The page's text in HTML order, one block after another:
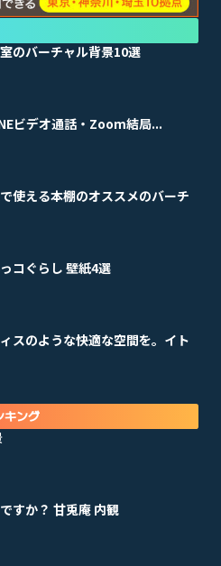
のバーチャル背景10選
ビデオ通話・Zoom結局...
使える本棚のオススメのバーチ
コぐらし 壁紙4選
スのような快適な空間を。イト
キング
すか？ 甘兎庵 内観